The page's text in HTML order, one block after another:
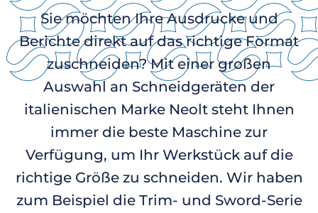
Sie möchten Ihre Ausdrucke und
Berichte direkt auf das richtige Format
zuschneiden? Mit einer großen
Auswahl an Schneidgeräten der
italienischen Marke Neolt steht Ihnen
immer die beste Maschine zur
Verfügung, um Ihr Werkstück auf die
richtige Größe zu schneiden. Wir haben
zum Beispiel die Trim- und Sword-Serie